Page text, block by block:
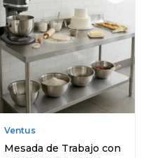
Ventus
Mesada de Trabajo con